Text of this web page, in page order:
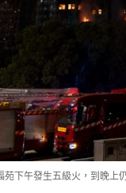
下午發生五級火，到晚上